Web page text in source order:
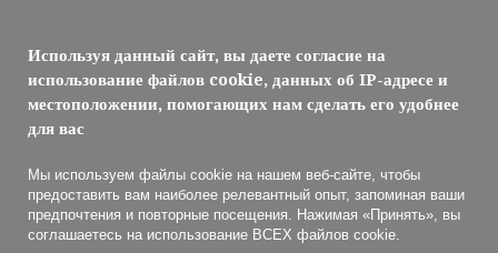
Днепр: (067) 488-10-45
E-mail: welcome@101mk.com
Обслуживание огнетушителей 2021 © МАРКО ЛТД
Используя данный сайт, вы даете согласие на
использование файлов cookie, данных об IP-адресе и
местоположении, помогающих нам сделать его удобнее
для вас
Мы используем файлы cookie на нашем веб-сайте, чтобы
предоставить вам наиболее релевантный опыт, запоминая ваши
предпочтения и повторные посещения. Нажимая «Принять», вы
соглашаетесь на использование ВСЕХ файлов cookie.